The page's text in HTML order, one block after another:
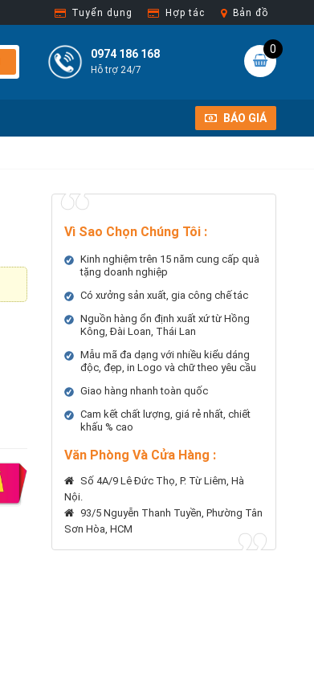
Tuyển dụng Hợp tác Bản đồ
0
0974 186 168
Hỗ trợ 24/7
BÁO GIÁ
Vì Sao Chọn Chúng Tôi :
Kinh nghiệm trên 15 năm cung cấp quà
tặng doanh nghiệp
Có xưởng sản xuất, gia công chế tác
Nguồn hàng ổn định xuất xứ từ Hồng
Kông, Đài Loan, Thái Lan
Mẫu mã đa dạng với nhiều kiểu dáng
độc, đẹp, in Logo và chữ theo yêu cầu
Giao hàng nhanh toàn quốc
Cam kết chất lượng, giá rẻ nhất, chiết
khấu % cao
Văn Phòng Và Cửa Hàng :
Số 4A/9 Lê Đức Thọ, P. Từ Liêm, Hà
Nội.
93/5 Nguyễn Thanh Tuyền, Phường Tân
Sơn Hòa, HCM